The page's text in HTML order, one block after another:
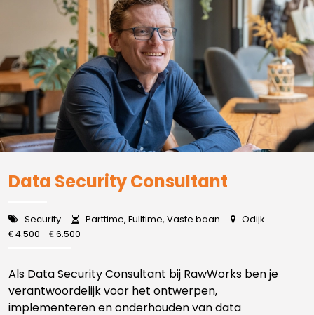
Data Security Consultant
Security Parttime, Fulltime, Vaste baan Odijk
€ 4.500 - € 6.500
Als Data Security Consultant bij RawWorks ben je
verantwoordelijk voor het ontwerpen,
implementeren en onderhouden van data